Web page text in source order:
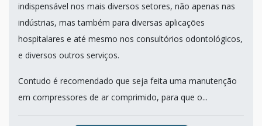
indispensável nos mais diversos setores, não apenas nas
indústrias, mas também para diversas aplicações
hospitalares e até mesmo nos consultórios odontológicos,
e diversos outros serviços.
Contudo é recomendado que seja feita uma manutenção
em compressores de ar comprimido, para que o...